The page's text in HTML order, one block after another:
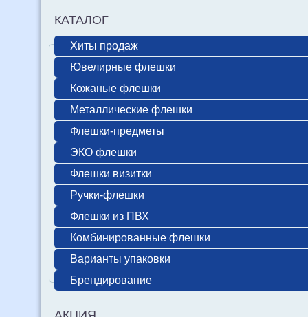
КАТАЛОГ
Хиты продаж
Ювелирные флешки
Кожаные флешки
Металлические флешки
Флешки-предметы
ЭКО флешки
Флешки визитки
Ручки-флешки
Флешки из ПВХ
Комбинированные флешки
Варианты упаковки
Брендирование